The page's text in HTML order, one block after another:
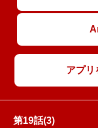
アプリ
第19話(3)